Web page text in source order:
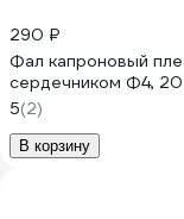
290 ₽
Фал капроновый
сердечником Ф4,
5(2)
В корзину